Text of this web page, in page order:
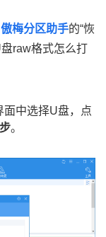
傲梅分区助手的“恢
raw格式怎么打
面中选择U盘，点
。